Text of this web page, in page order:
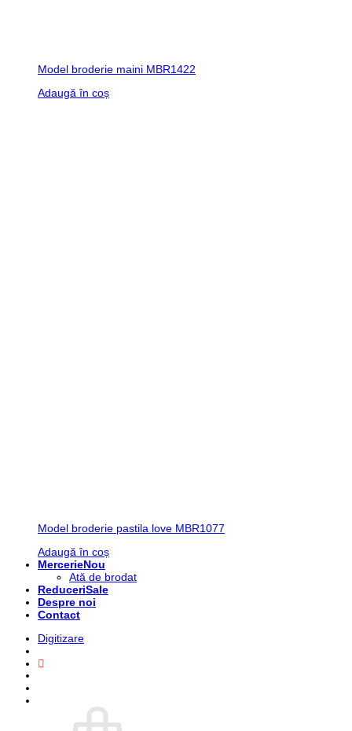
Model broderie maini MBR1422
Adaugă în coș
Model broderie pastila love MBR1077
Adaugă în coș
Mercerie
Ată de brodat
Reduceri
Despre noi
Contact
Digitizare